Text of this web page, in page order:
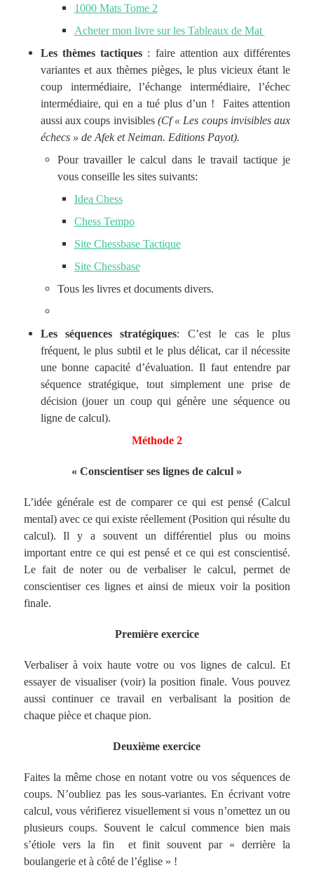
1000 Mats Tome 2
Acheter mon livre sur les Tableaux de Mat
Les thèmes tactiques : faire attention aux différentes
variantes et aux thèmes pièges, le plus vicieux étant le
coup intermédiaire, l’échange intermédiaire, l’échec
intermédiaire, qui en a tué plus d’un ! Faites attention
aussi aux coups invisibles (Cf « Les coups invisibles aux
échecs » de Afek et Neiman. Editions Payot).
Pour travailler le calcul dans le travail tactique je
vous conseille les sites suivants:
Idea Chess
Chess Tempo
Site Chessbase Tactique
Site Chessbase
Tous les livres et documents divers.
Les séquences stratégiques: C’est le cas le plus
fréquent, le plus subtil et le plus délicat, car il nécessite
une bonne capacité d’évaluation. Il faut entendre par
séquence stratégique, tout simplement une prise de
décision (jouer un coup qui génère une séquence ou
ligne de calcul).
Méthode 2
« Conscientiser ses lignes de calcul »
L’idée générale est de comparer ce qui est pensé (Calcul
mental) avec ce qui existe réellement (Position qui résulte du
calcul). Il y a souvent un différentiel plus ou moins
important entre ce qui est pensé et ce qui est conscientisé.
Le fait de noter ou de verbaliser le calcul, permet de
conscientiser ces lignes et ainsi de mieux voir la position
finale.
Première exercice
Verbaliser à voix haute votre ou vos lignes de calcul. Et
essayer de visualiser (voir) la position finale. Vous pouvez
aussi continuer ce travail en verbalisant la position de
chaque pièce et chaque pion.
Deuxième exercice
Faites la même chose en notant votre ou vos séquences de
coups. N’oubliez pas les sous-variantes. En écrivant votre
calcul, vous vérifierez visuellement si vous n’omettez un ou
plusieurs coups. Souvent le calcul commence bien mais
s’étiole vers la fin et finit souvent par « derrière la
boulangerie et à côté de l’église » !